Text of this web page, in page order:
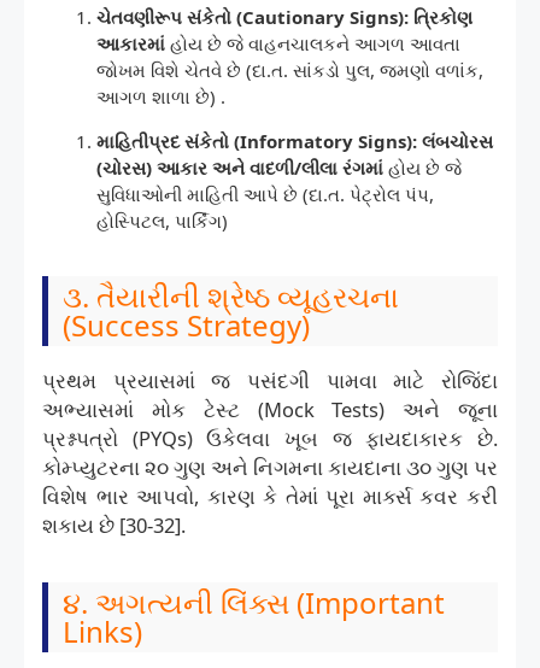
ચેતવણીરૂપ સંકેતો (Cautionary Signs): ત્રિકોણ
આકારમાં હોય છે જે વાહનચાલકને આગળ આવતા
જોખમ વિશે ચેતવે છે (દા.ત. સાંકડો પુલ, જમણો વળાંક,
આગળ શાળા છે) .
માહિતીપ્રદ સંકેતો (Informatory Signs): લંબચોરસ
(ચોરસ) આકાર અને વાદળી/લીલા રંગમાં હોય છે જે
સુવિધાઓની માહિતી આપે છે (દા.ત. પેટ્રોલ પંપ,
હોસ્પિટલ, પાર્કિંગ)
૩. તૈયારીની શ્રેષ્ઠ વ્યૂહરચના
(Success Strategy)
પ્રથમ પ્રયાસમાં જ પસંદગી પામવા માટે રોજિંદા
અભ્યાસમાં મોક ટેસ્ટ (Mock Tests) અને જૂના
પ્રશ્નપત્રો (PYQs) ઉકેલવા ખૂબ જ ફાયદાકારક છે.
કોમ્પ્યુટરના ૨૦ ગુણ અને નિગમના કાયદાના ૩૦ ગુણ પર
વિશેષ ભાર આપવો, કારણ કે તેમાં પૂરા માર્ક્સ કવર કરી
શકાય છે [30-32].
૪. અગત્યની લિંક્સ (Important
Links)